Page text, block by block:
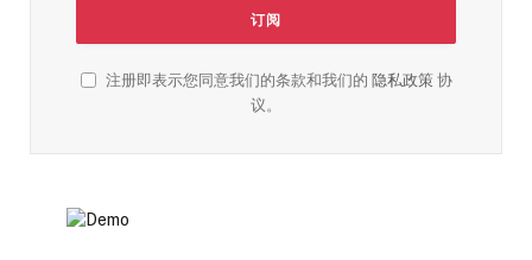
注册即表示您同意我们的条款和我们的 隐私政策协
议。